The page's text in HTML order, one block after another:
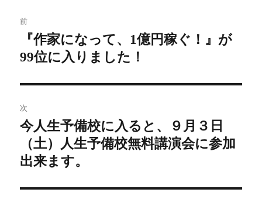
稿
ナ
ビ
ゲ
ー
シ
前
前
の
稿:
『作家になって、1億円稼ぐ！』が
99位に入りました！
次
次
の
投
今人生予備校に入ると、９月３日
（土）人生予備校無料講演会に参加
出来ます。